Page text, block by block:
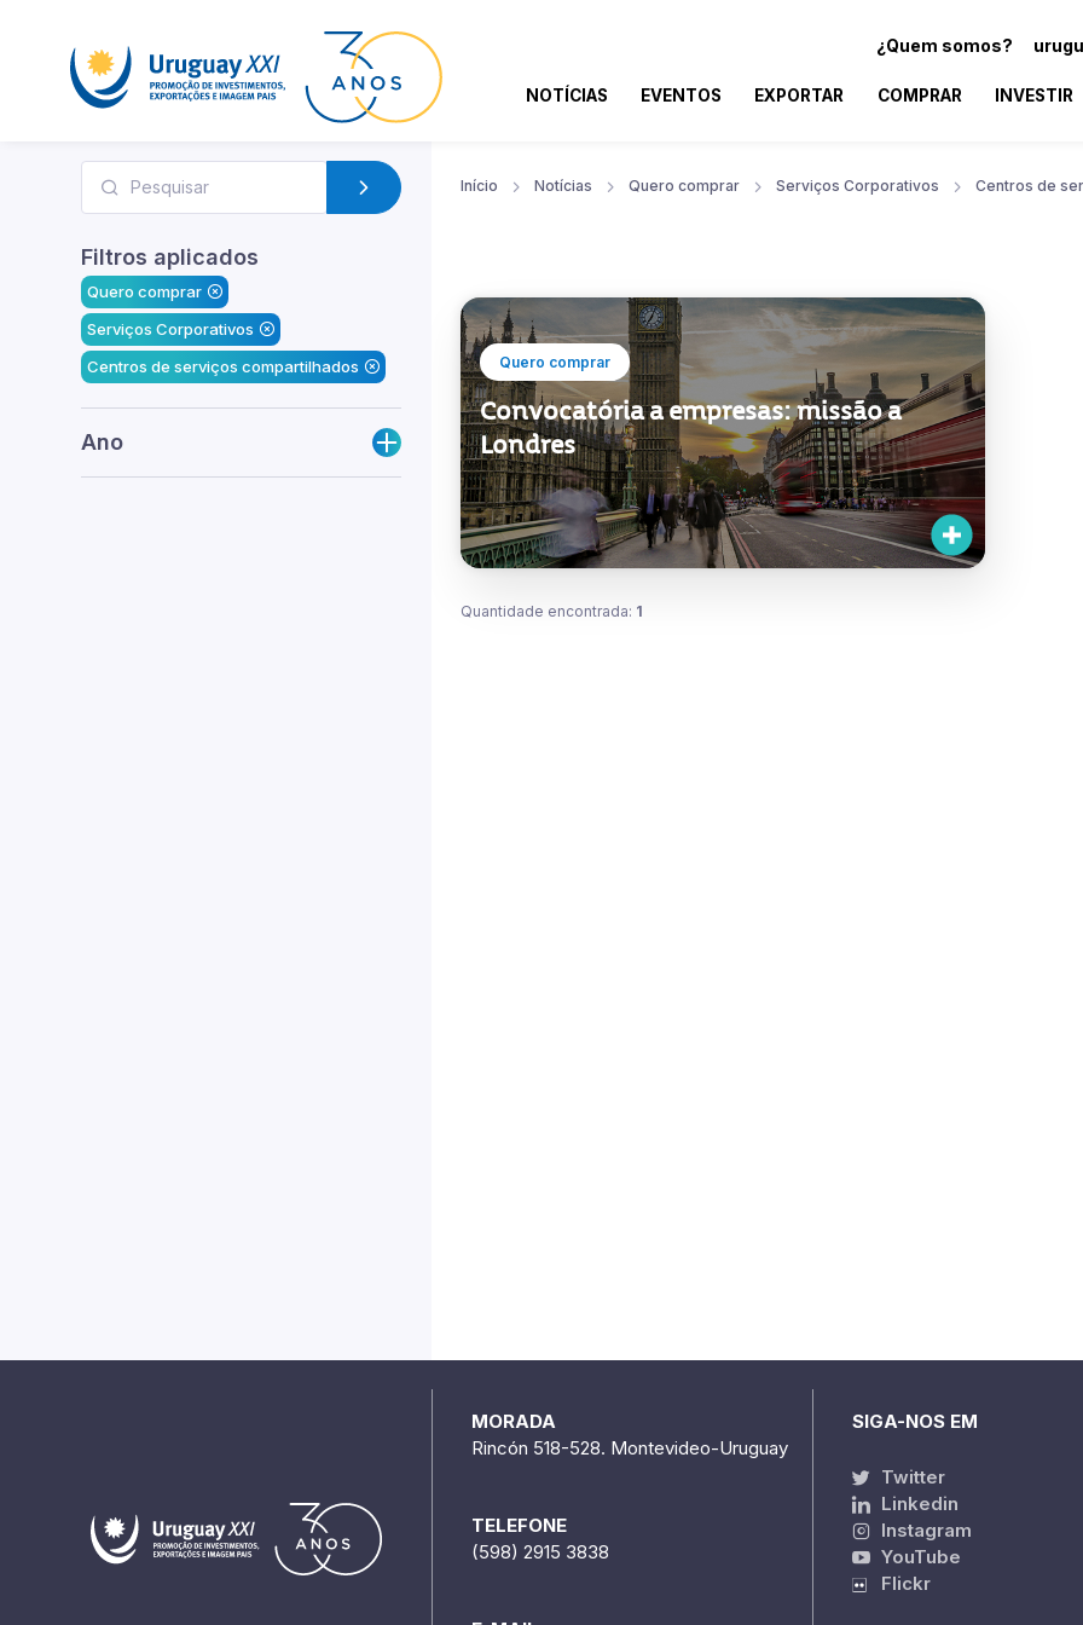
¿Quem somos?
NOTÍCIAS EVENTOS EXPORTAR COMPRAR INVESTIR
Filtros aplicados
Quero comprar
Serviços Corporativos
Centros de serviços compartilhados
Ano
Início Notícias Quero comprar Serviços Corporativos Centros de
Quero comprar
Convocatória a empresas: missão a
Londres
Quantidade encontrada: 1
MORADA
Rincón 518-528. Montevideo-Uruguay
TELEFONE
(598) 2915 3838
SIGA-NOS EM
Twitter
Linkedin
Instagram
YouTube
Flickr